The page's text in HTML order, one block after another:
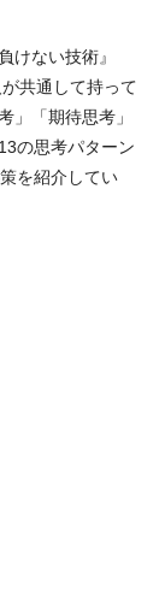
ない技術』
共通して持って
」「期待思考」
の思考パターン
を紹介してい